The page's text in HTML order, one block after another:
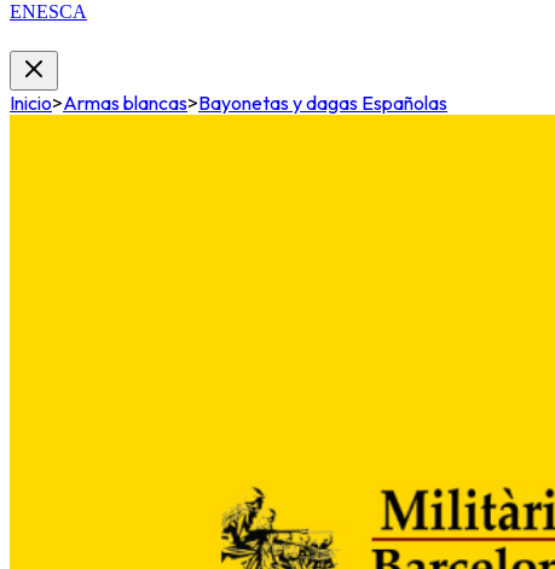
ENESCA
Inicio>Armas blancas>Bayonetas y dagas Españolas